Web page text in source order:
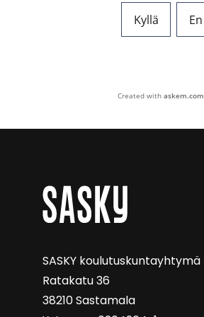
Kyllä En
Created with askem.com
SASKY kou­lu­tus­kun­tayh­ty­mä
Ra­ta­ka­tu 36
38210 Sas­ta­ma­la